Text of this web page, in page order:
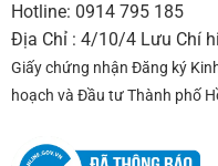
Hotline: 0914 795 185
Địa Chỉ : 4/10/4 Lưu Chí
Giấy chứng nhận Đăng ký
hoạch và Đầu tư Thành phố